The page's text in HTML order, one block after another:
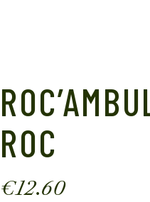
ROC
€12.60